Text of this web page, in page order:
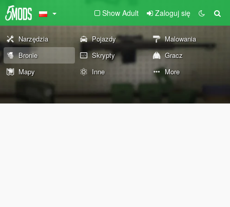
Show Adult Zaloguj się
Narzędzia Pojazdy
Malowania
Bronie
Skrypty
Gracz
Mapy
Inne More